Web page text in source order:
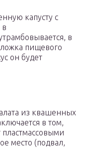
капусту с
в
в
ложка пищевого
он будет
из квашенных
в том,
место (подвал,